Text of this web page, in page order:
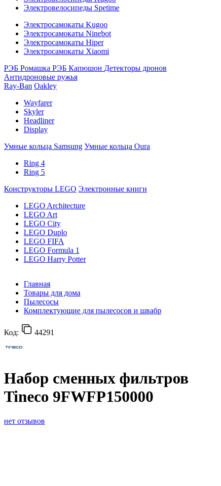
Электровелосипеды Spetime
Электросамокаты Kugoo
Электросамокаты Ninebot
Электросамокаты Hiper
Электросамокаты Xiaomi
РЭБ Ромашка РЭБ Капюшон Детекторы дронов
Антидроновые ружья
Ray-Ban Oakley
Wayfarer
Skyler
Headliner
Display
Умные кольца Samsung Умные кольца Oura
Ring 4
Ring 5
Конструкторы LEGO Электронные книги
LEGO Architecture
LEGO Art
LEGO City
LEGO Duplo
LEGO FIFA
LEGO Formula 1
LEGO Harry Potter
Главная
Товары для дома
Пылесосы
Комплектующие для пылесосов и швабр
Код: 44291
Набор сменных фильтров
Tineco 9FWFP150000
нет отзывов